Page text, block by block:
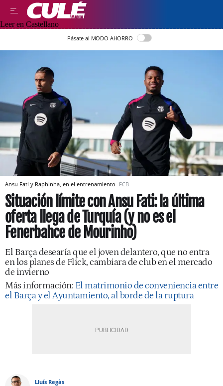
Leer en Castellano
Pásate al MODO AHORRO
Ansu Fati y Raphinha, en el entrenamiento FCB
Situación límite con Ansu Fati: la última
oferta llega de Turquía (y no es el
Fenerbahce de Mourinho)
El Barça desearía que el joven delantero, que no entra
en los planes de Flick, cambiara de club en el mercado
de invierno
Más información: El matrimonio de conveniencia entre
el Barça y el Ayuntamiento, al borde de la ruptura
Lluís Regàs